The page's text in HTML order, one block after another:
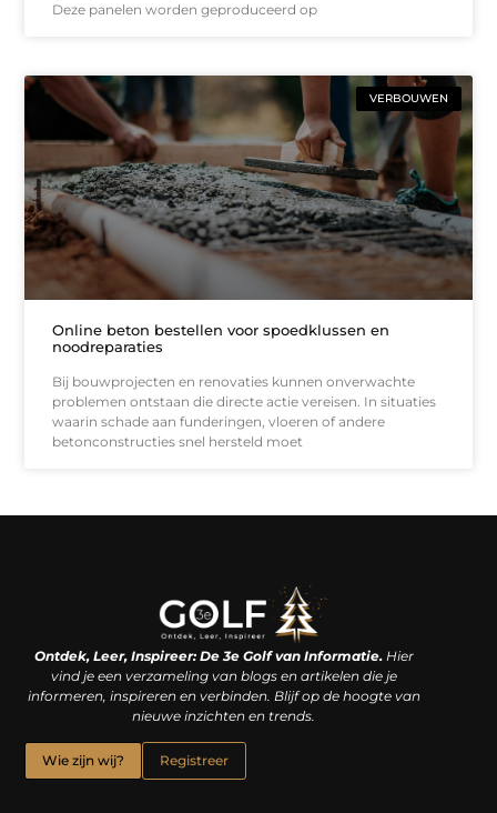
Deze panelen worden geproduceerd op
VERBOUWEN
Online beton bestellen voor spoedklussen en
noodreparaties
Bij bouwprojecten en renovaties kunnen onverwachte
problemen ontstaan die directe actie vereisen. In situaties
waarin schade aan funderingen, vloeren of andere
betonconstructies snel hersteld moet
Ontdek, Leer, Inspireer: De 3e Golf van Informatie.Hier
vind je een verzameling van blogs en artikelen die je
informeren, inspireren en verbinden. Blijf op de hoogte van
nieuwe inzichten en trends.
Wie zijn wij? Registreer